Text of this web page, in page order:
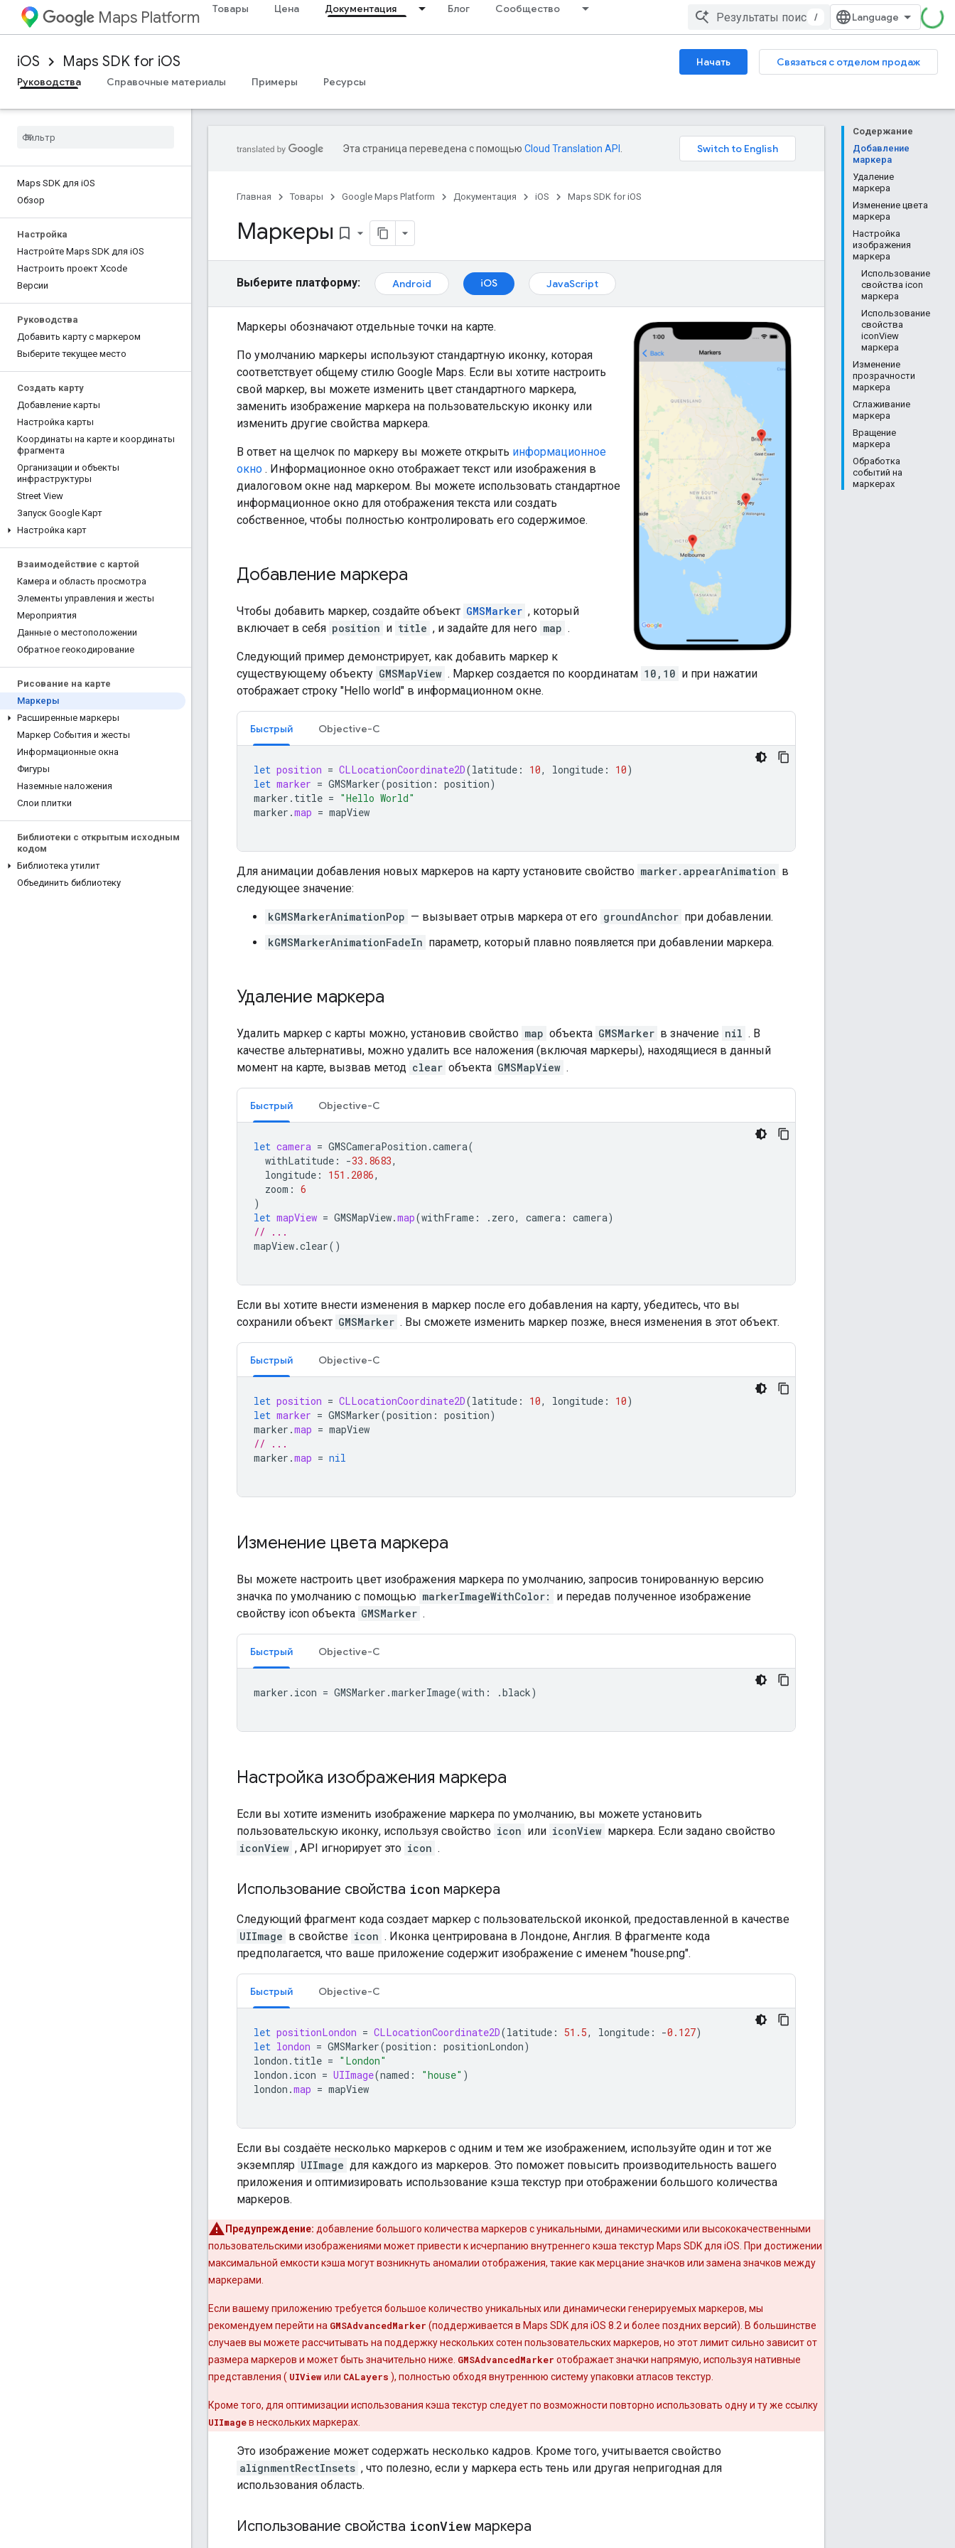
Maps Platform Товары Цена Документация Блог Сообщество
/
iOS Maps SDK for iOS Начать
Связаться с отделом продаж
Руководства
Справочные материалы Примеры Ресурсы
Maps SDK для iOS
Обзор
Настройка
Настройте Maps SDK для iOS
Настроить проект Xcode
Версии
Руководства
Добавить карту с маркером
Выберите текущее место
Создать карту
Добавление карты
Настройка карты
Координаты на карте и координаты
фрагмента
Организации и объекты
инфраструктуры
Street View
Запуск Google Карт
Настройка карт
Взаимодействие с картой
Камера и область просмотра
Элементы управления и жесты
Мероприятия
Данные о местоположении
Обратное геокодирование
Рисование на карте
Маркеры
Расширенные маркеры
Маркер События и жесты
Информационные окна
Фигуры
Наземные наложения
Слои плитки
Библиотеки с открытым исходным
кодом
Библиотека утилит
Объединить библиотеку
Содержание
Добавление
маркера
Удаление
маркера
Изменение цвета
маркера
Настройка
изображения
маркера
Использование
свойства icon
маркера
Использование
свойства
iconView
маркера
Изменение
прозрачности
маркера
Сглаживание
маркера
Вращение
маркера
Обработка
событий на
маркерах
Эта страница переведена с помощью Cloud Translation API
Главная Товары Google Maps Platform Документация iOS Maps SDK for iOS
Маркеры bookmark_border
Выберите платформу: Android iOS JavaScript
Маркеры обозначают отдельные точки на карте.
По умолчанию маркеры используют стандартную иконку, которая
соответствует общему стилю Google Maps. Если вы хотите настроить
свой маркер, вы можете изменить цвет стандартного маркера,
заменить изображение маркера на пользовательскую иконку или
изменить другие свойства маркера.
В ответ на щелчок по маркеру вы можете открыть информационное
окно . Информационное окно отображает текст или изображения в
диалоговом окне над маркером. Вы можете использовать стандартное
информационное окно для отображения текста или создать
собственное, чтобы полностью контролировать его содержимое.
Добавление маркера
Чтобы добавить маркер, создайте объект GMSMarker , который
включает в себя position и title , и задайте для него map .
Следующий пример демонстрирует, как добавить маркер к
существующему объекту GMSMapView . Маркер создается по координатам 10,10 и при нажатии
отображает строку "Hello world" в информационном окне.
Быстрый Objective-C
let position = CLLocationCoordinate2D(latitude : 10, longitude : 10)
let marker = GMSMarker(position : position)
marker . title = "Hello World"
marker .map = mapView
Для анимации добавления новых маркеров на карту установите свойство marker.appearAnimation в
следующее значение:
kGMSMarkerAnimationPop — вызывает отрыв маркера от его groundAnchor при добавлении.
kGMSMarkerAnimationFadeIn параметр, который плавно появляется при добавлении маркера.
Удаление маркера
Удалить маркер с карты можно, установив свойство map объекта GMSMarker в значение nil . В
качестве альтернативы, можно удалить все наложения (включая маркеры), находящиеся в данный
момент на карте, вызвав метод clear объекта GMSMapView .
Быстрый Objective-C
let camera = GMSCameraPosition .camera(
withLatitude : -33.8683,
longitude : 151.2086,
zoom : 6
)
let mapView = GMSMapView.map(withFrame : . zero, camera : camera)
// ...
mapView.clear()
Если вы хотите внести изменения в маркер после его добавления на карту, убедитесь, что вы
сохранили объект GMSMarker . Вы сможете изменить маркер позже, внеся изменения в этот объект.
Быстрый Objective-C
let position = CLLocationCoordinate2D(latitude : 10, longitude : 10)
let marker = GMSMarker(position : position)
marker .map = mapView
// ...
marker .map = nil
Изменение цвета маркера
Вы можете настроить цвет изображения маркера по умолчанию, запросив тонированную версию
значка по умолчанию с помощью markerImageWithColor:
и передав полученное изображение
свойству icon объекта GMSMarker .
Быстрый Objective-C
marker . icon = GMSMarker .markerImage(with : .black)
Настройка изображения маркера
Если вы хотите изменить изображение маркера по умолчанию, вы можете установить
пользовательскую иконку, используя свойство icon или iconView маркера. Если задано свойство
iconView , API игнорирует это icon .
Использование свойства icon маркера
Следующий фрагмент кода создает маркер с пользовательской иконкой, предоставленной в качестве
UIImage в свойстве icon . Иконка центрирована в Лондоне, Англия. В фрагменте кода
предполагается, что ваше приложение содержит изображение с именем "house.png".
Быстрый Objective-C
let positionLondon = CLLocationCoordinate2D(latitude : 51.5, longitude : -0.127)
let london = GMSMarker(position : positionLondon)
london . title = "London"
london . icon = UIImage(named : "house" )
london .map = mapView
Если вы создаёте несколько маркеров с одним и тем же изображением, используйте один и тот же
экземпляр UIImage для каждого из маркеров. Это поможет повысить производительность вашего
приложения и оптимизировать использование кэша текстур при отображении большого количества
маркеров.
Предупреждение: добавление большого количества маркеров с уникальными, динамическими или высококачественными
пользовательскими изображениями может привести к исчерпанию внутреннего кэша текстур Maps SDK для iOS. При достижении
максимальной емкости кэша могут возникнуть аномалии отображения, такие как мерцание значков или замена значков между
маркерами.
Если вашему приложению требуется большое количество уникальных или динамически генерируемых маркеров, мы
рекомендуем перейти на GMSAdvancedMarker (поддерживается в Maps SDK для iOS 8.2 и более поздних версий). В большинстве
случаев вы можете рассчитывать на поддержку нескольких сотен пользовательских маркеров, но этот лимит сильно зависит от
размера маркеров и может быть значительно ниже. GMSAdvancedMarker отображает значки напрямую, используя нативные
представления ( UIViewили CALayers ), полностью обходя внутреннюю систему упаковки атласов текстур.
Кроме того, для оптимизации использования кэша текстур следует по возможности повторно использовать одну и ту же ссылку
UIImageв нескольких маркерах.
Это изображение может содержать несколько кадров. Кроме того, учитывается свойство
alignmentRectInsets , что полезно, если у маркера есть тень или другая непригодная для
использования область.
Использование свойства iconView маркера